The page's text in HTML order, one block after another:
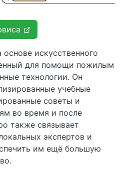
искусственного
для помощи пожилым
технологии. Он
учебные
советы и
во время и после
также связывает
экспертов и
им ещё большую